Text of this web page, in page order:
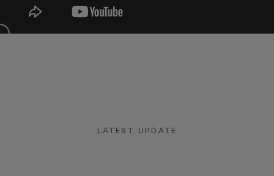
LATEST UPDATE